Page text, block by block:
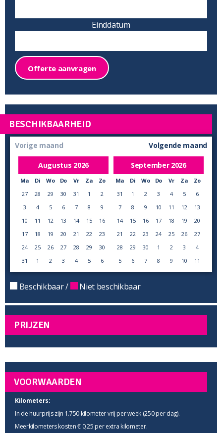
Einddatum
Offerte aanvragen
BESCHIKBAARHEID
Vorige maand
Augustus 2026
Ma Di Wo Do Vr Za
Zo
27
28 29 30 31 1
2
3
4 5 6 7 8
9
10
11 12 13 14 15
16
17
18 19 20 21 22
23
24
25 26 27 28 29
30
31
1 2 3 4 5 6
Volgende maand
September 2026
Ma Di Wo Do Vr Za
Zo
31
1 2 3 4 5
6
7
8 9 10 11 12
13
14
15 16 17 18 19
20
21
22 23 24 25 26
27
28
29 30 1 2 3
4
5
6 7 8 9 10 11
Beschikbaar / Niet beschikbaar
PRIJZEN
VOORWAARDEN
Kilometers:
In de huurprijs zijn 1.750 kilometer vrij per week (250 per dag).
Meerkilometers kosten € 0,25 per extra kilometer.